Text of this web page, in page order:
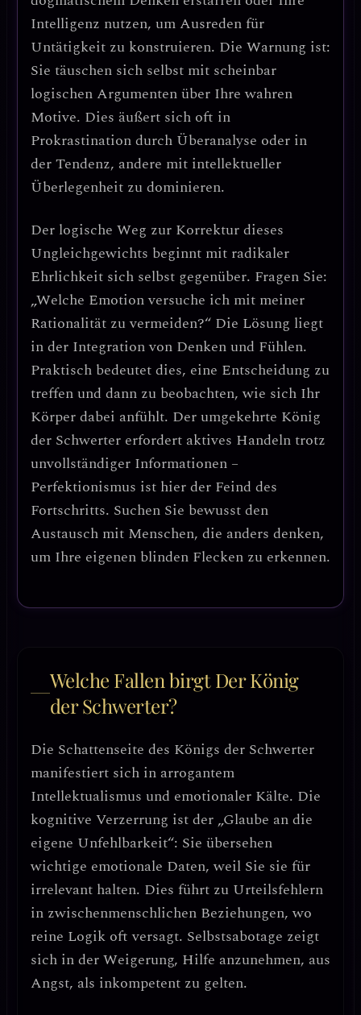
Intelligenz nutzen, umAusreden für
Untätigkeit zu konstruieren. Die Warnung ist:
Sie täuschen sich selbst mit scheinbar
logischen Argumenten über Ihre wahren
Motive. Dies äußert sich oft in
Prokrastination durch Überanalyse oder in
derTendenz, andere mit intellektueller
Überlegenheit zu dominieren.
Der logische Weg zur Korrektur dieses
Ungleichgewichts beginnt mit radikaler
Ehrlichkeit sich selbst gegenüber. Fragen Sie:
„Welche Emotion versuche ich mit meiner
Rationalität zu vermeiden?“ Die Lösung liegt
in der Integration von Denken und Fühlen.
Praktisch bedeutet dies, eine Entscheidung zu
treffen und dann zu beobachten, wie sich Ihr
Körper dabei anfühlt. Der umgekehrte König
der Schwerter erfordert aktives Handeln trotz
unvollständiger Informationen –
Perfektionismus ist hier der Feind des
Fortschritts. Suchen Sie bewusst den
Austausch mit Menschen, die anders denken,
um Ihre eigenen blinden Flecken zu erkennen.
Welche Fallen birgt Der König
der Schwerter?
Die Schattenseite des Königs der Schwerter
manifestiert sich in arrogantem
Intellektualismus und emotionaler Kälte. Die
kognitive Verzerrung ist der „Glaube an die
eigene Unfehlbarkeit“: Sie übersehen
wichtige emotionale Daten, weil Sie sie für
irrelevant halten. Dies führt zu Urteilsfehlern
in zwischenmenschlichen Beziehungen, wo
reine Logik oft versagt. Selbstsabotage zeigt
sich in der Weigerung, Hilfe anzunehmen, aus
Angst, als inkompetent zu gelten.